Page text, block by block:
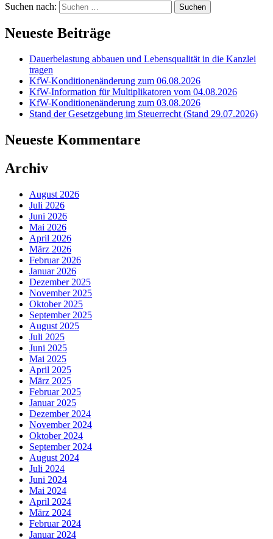
Suchen nach:
Neueste Beiträge
Dauerbelastung abbauen und Lebensqualität in die Kanzlei
tragen
KfW-Konditionenänderung zum 06.08.2026
KfW-Information für Multiplikatoren vom 04.08.2026
KfW-Konditionenänderung zum 03.08.2026
Stand der Gesetzgebung im Steuerrecht (Stand 29.07.2026)
Neueste Kommentare
Archiv
August 2026
Juli 2026
Juni 2026
Mai 2026
April 2026
März 2026
Februar 2026
Januar 2026
Dezember 2025
November 2025
Oktober 2025
September 2025
August 2025
Juli 2025
Juni 2025
Mai 2025
April 2025
März 2025
Februar 2025
Januar 2025
Dezember 2024
November 2024
Oktober 2024
September 2024
August 2024
Juli 2024
Juni 2024
Mai 2024
April 2024
März 2024
Februar 2024
Januar 2024